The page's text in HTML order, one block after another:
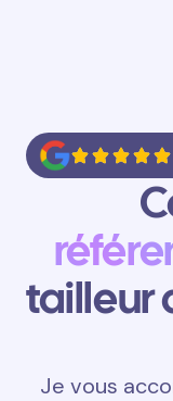
tailleur
Je vous